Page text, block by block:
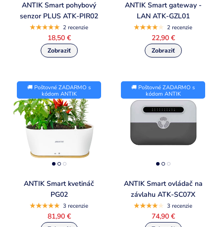
ANTIK Smart pohybový
senzor PLUS ATK-PIR02
2 recenzie
18,50 €
ANTIK Smart gateway -
LAN ATK-GZL01
2 recenzie
22,90 €
🚚 Poštovné ZADARMO s
kódom ANTIK
ANTIK Smart kvetináč
PG02
3 recenzie
81,90 €
🚚 Poštovné ZADARMO s
kódom ANTIK
ANTIK Smart ovládač na
závlahu ATK-SC07X
3 recenzie
74,90 €